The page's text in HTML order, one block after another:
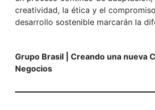
creatividad, la ética y el
desarrollo sostenible marcarán la
Grupo Brasil | Creando una nueva
Negocios